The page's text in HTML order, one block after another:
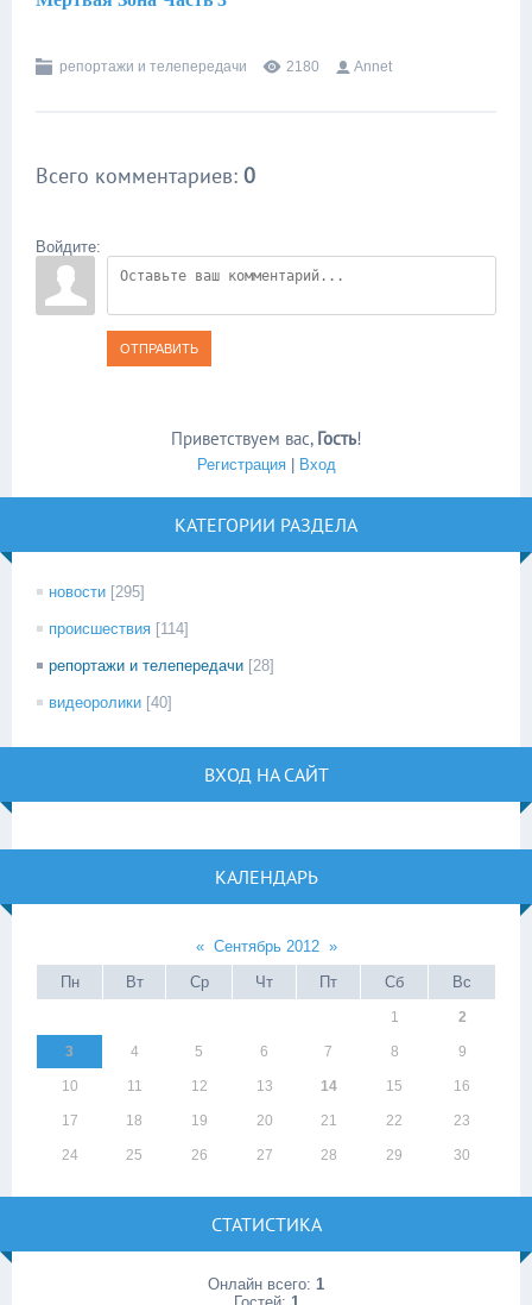
репортажи и телепередачи 2180 Annet
Всего комментариев: 0
Войдите:
ОТПРАВИТЬ
Приветствуем вас, Гость!
Регистрация| Вход
КАТЕГОРИИ РАЗДЕЛА
новости [295]
происшествия [114]
репортажи и телепередачи [28]
видеоролики [40]
ВХОД НА САЙТ
КАЛЕНДАРЬ
« Сентябрь 2012 »
Пн
Вт Ср Чт Пт Сб Вс
1 2
3 4 5 6 7 8 9
10 11 12 13 14 15 16
17 18 19 20 21 22 23
24 25 26 27 28 29 30
СТАТИСТИКА
Онлайн всего: 1